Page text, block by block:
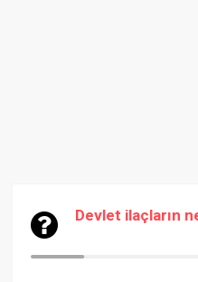
Devlet ilaçların